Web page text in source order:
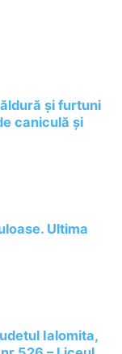
și furtuni
caniculă și
Ultima
Ialomita,